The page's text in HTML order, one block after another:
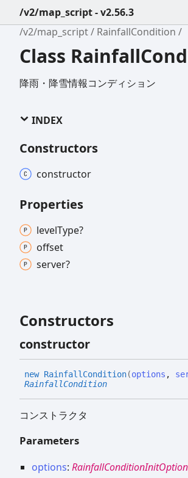
/v2/map_script - v2.56.3
/v2/map_script
RainfallCondition
Class
降雨・降雪情報コンディション
INDEX
Constructors
constructor
Properties
levelType?
offset
server?
Constructors
constructor
new Rainfall Condition(options ,
RainfallCondition
コンストラクタ
Parameters
options: